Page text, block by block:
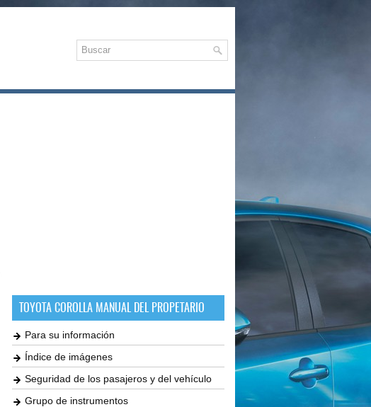
TOYOTA COROLLA MANUAL DEL PROPETARIO
Para su información
Índice de imágenes
Seguridad de los pasajeros y del vehículo
Grupo de instrumentos